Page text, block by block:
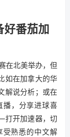
好番茄加
在北美举办，但
如在加拿大的华
解说分析；或在
播，分享进球喜
开加速器，切
受熟悉的中文解